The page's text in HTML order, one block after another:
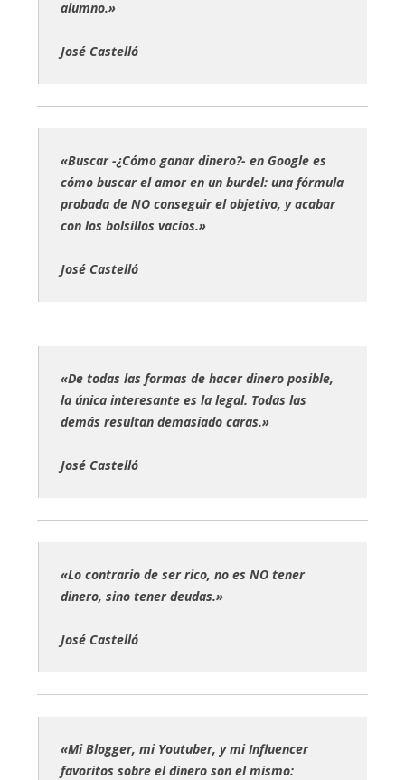
alumno.»
José Castelló
«Buscar -¿Cómo ganar dinero?- en Google es
cómo buscar el amor en un burdel: una fórmula
probada de NO conseguir el objetivo, y acabar
con los bolsillos vacíos.»
José Castelló
«De todas las formas de hacer dinero posible,
la única interesante es la legal. Todas las
demás resultan demasiado caras.»
José Castelló
«Lo contrario de ser rico, no es NO tener
dinero, sino tener deudas.»
José Castelló
«Mi Blogger, mi Youtuber, y mi Influencer
favoritos sobre el dinero son el mismo: